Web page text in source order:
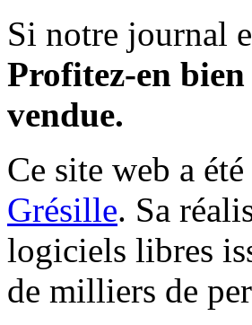
Si notre journal
Profitez-en
vendue.
Ce site web a
Grésille. Sa
logiciels libres
de milliers de